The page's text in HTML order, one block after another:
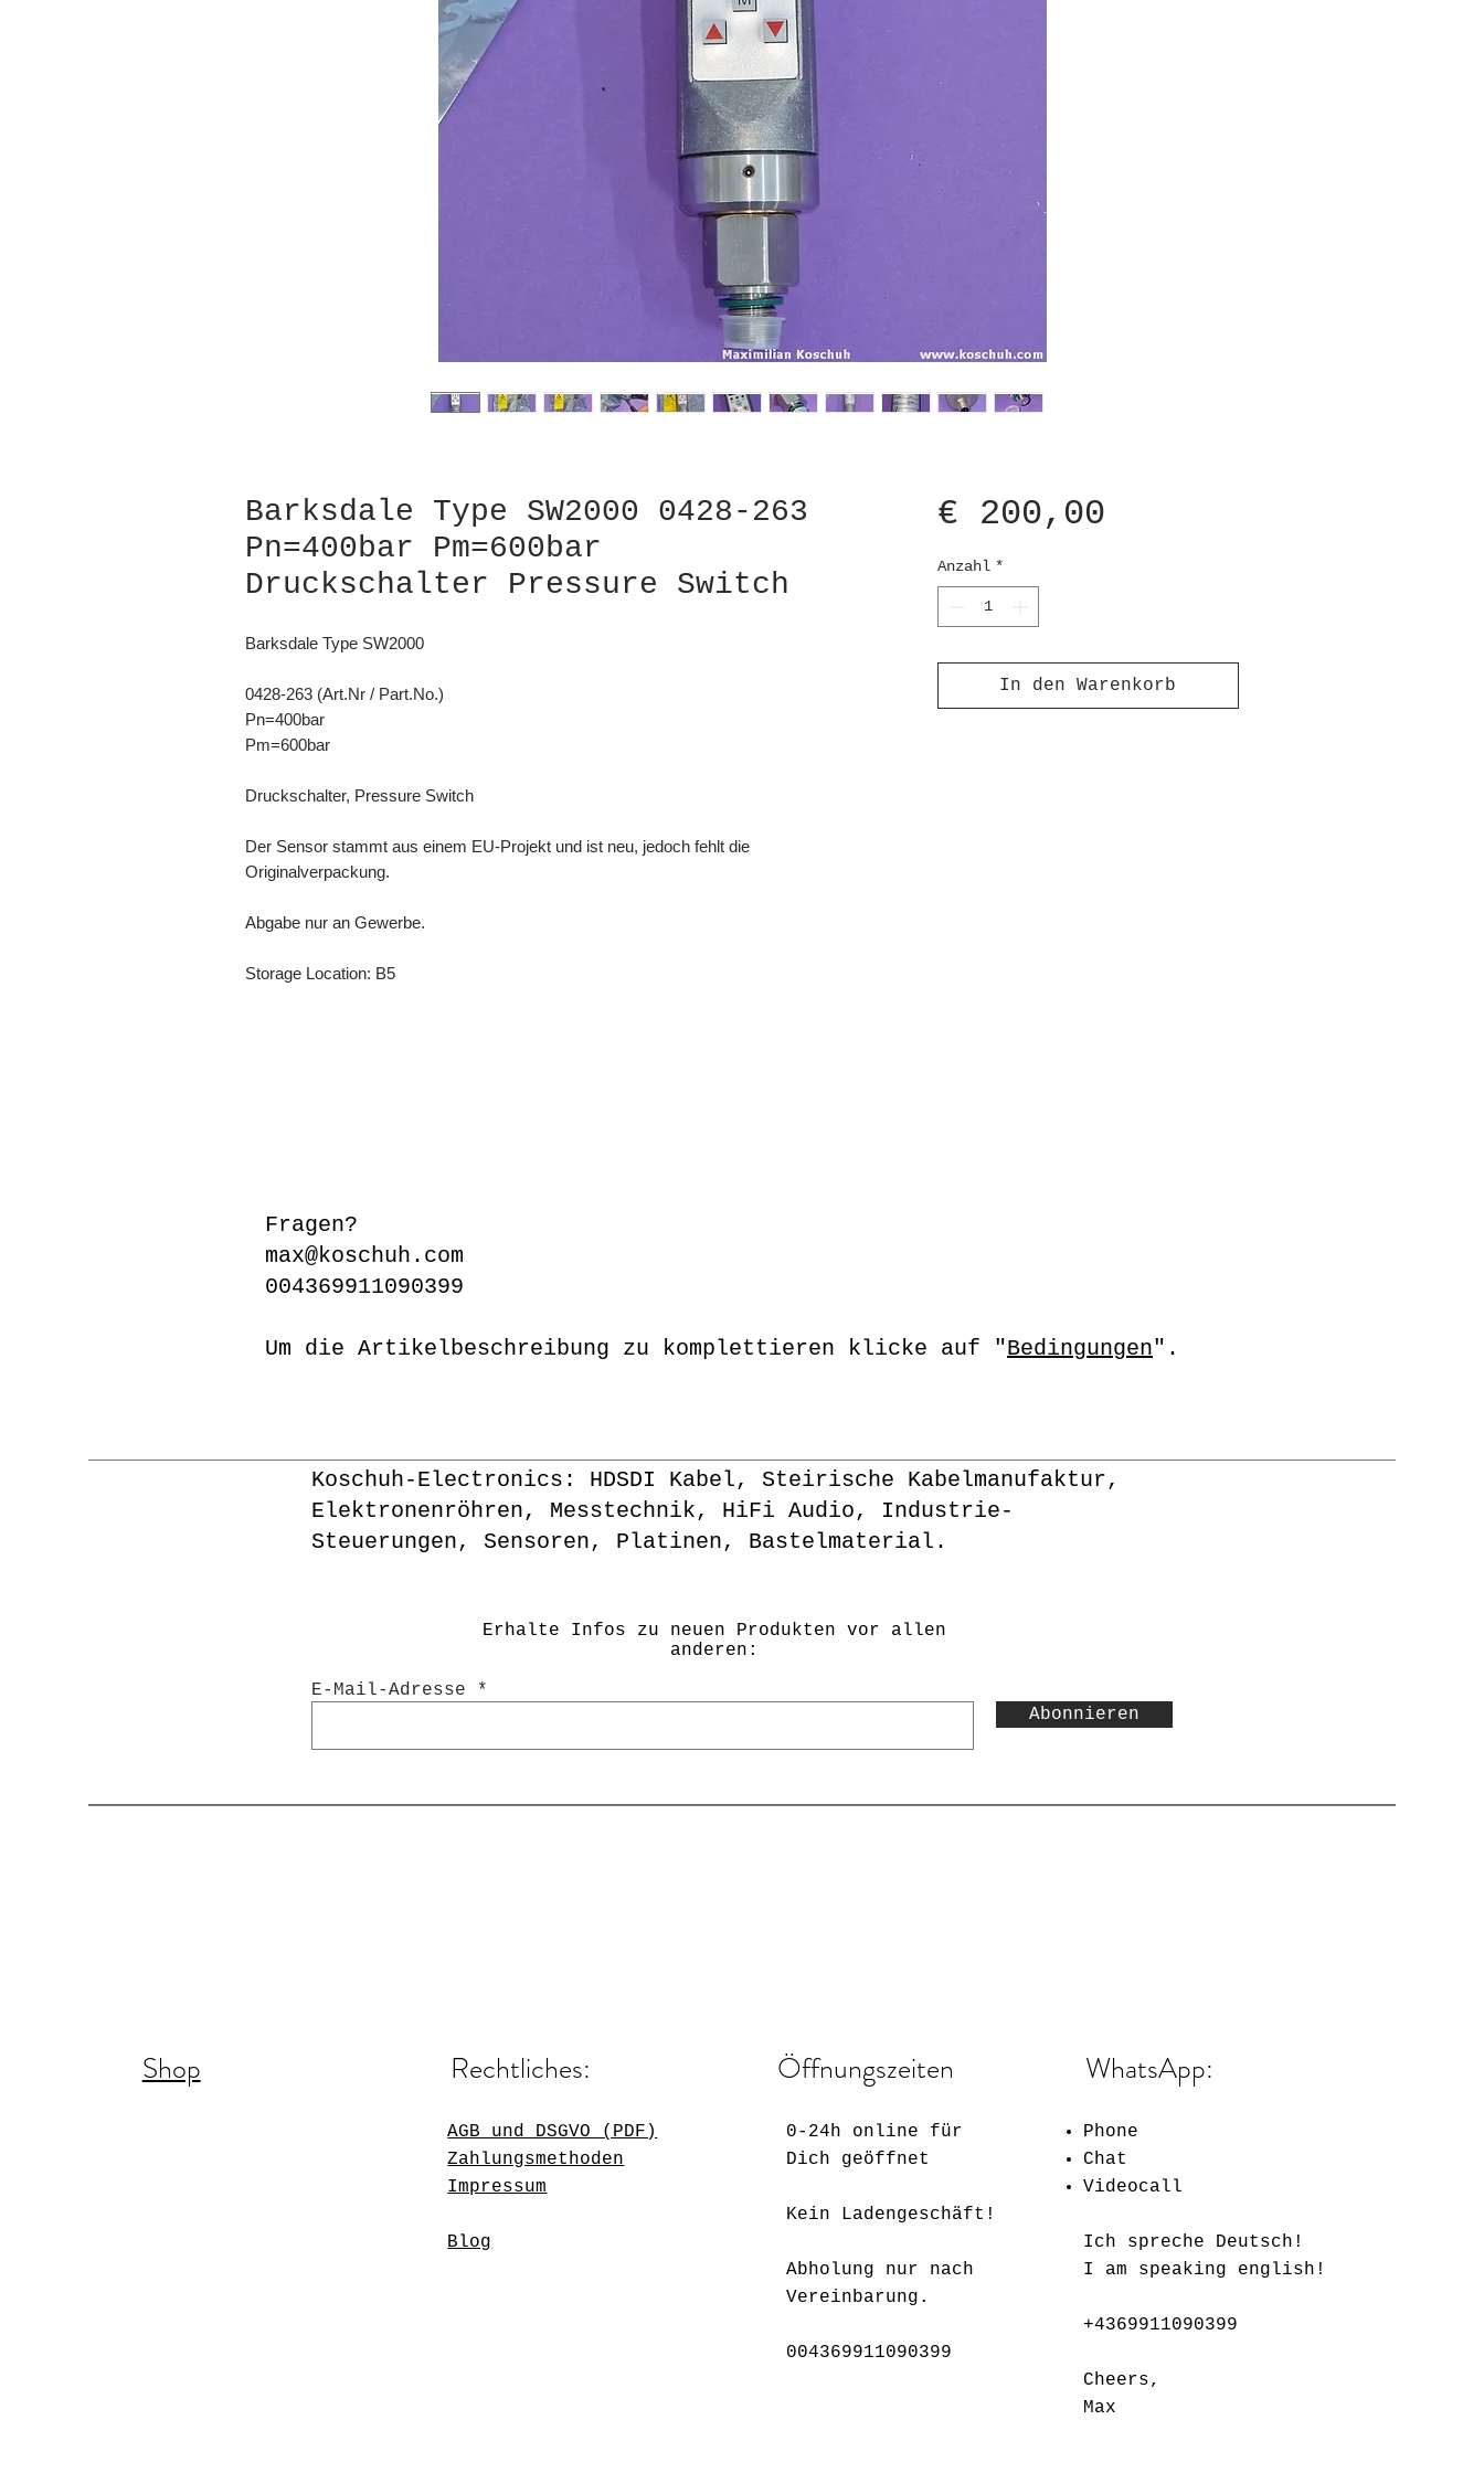
Barksdale Type SW2000 0428-263
Pn=400bar Pm=600bar
Druckschalter Pressure Switch
Barksdale Type SW2000
0428-263 (Art.Nr / Part.No.)
Pn=400bar
Pm=600bar
Druckschalter, Pressure Switch
Der Sensor stammt aus einem EU-Projekt und ist neu, jedoch fehlt die
Originalverpackung.
Abgabe nur an Gewerbe.
Storage Location: B5
€ 200,00Preis
Anzahl *
In den Warenkorb
Fragen?
max@koschuh.com
004369911090399
Um die Artikelbeschreibung zu komplettieren klicke auf "Bedingungen".
Koschuh-Electronics: HDSDI Kabel, Steirische Kabelmanufaktur,
Elektronenröhren, Messtechnik, HiFi Audio, Industrie-
Steuerungen, Sensoren, Platinen, Bastelmaterial.
Erhalte Infos zu neuen Produkten vor allen
anderen:
E-Mail-Adresse
Abonnieren
Shop Rechtliches:
AGB und DSGVO (PDF)
Zahlungsmethoden
Impressum
Blog
Öffnungszeiten
0-24h online für
Dich geöffnet
Kein Ladengeschäft!
Abholung nur nach
Vereinbarung.
004369911090399
WhatsApp:
Phone
Chat
Videocall
Ich spreche Deutsch!
I am speaking english!
+4369911090399
Cheers,
Max